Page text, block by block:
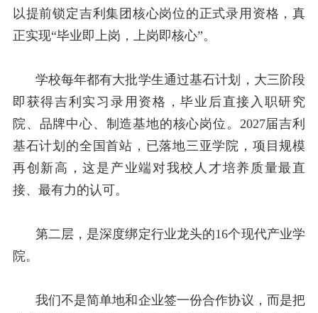
以提前锁定吉利集团核心岗位的正式录用资格，真
正实现“毕业即上岗，上岗即核心”。
学校每年都有大批学生通过基石计划，大三阶段
即获得吉利实习录用资格，毕业后直接入职研究
院、品牌中心、制造基地的核心岗位。 2027届吉利
基石计划的全国首站，已落地三亚学院，项目规模
再创新高，这是产业端对我校人才培养质量最直
接、最有力的认可。
第二层，是深度绑定行业龙头的16个现代产业学
院。
我们不是简单地和企业签一份合作协议，而是把